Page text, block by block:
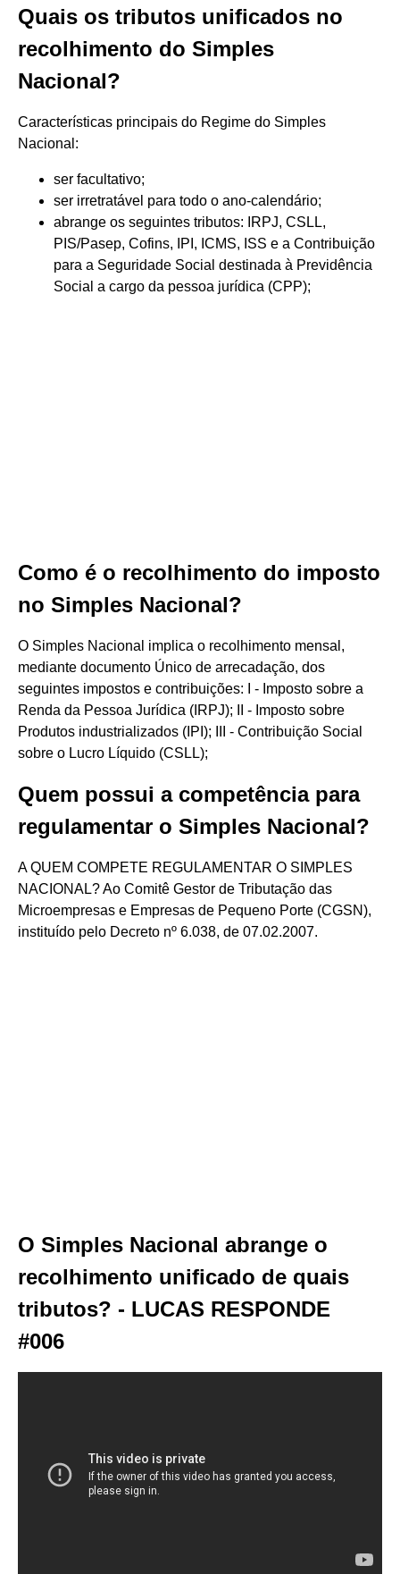
Quais os tributos unificados no
recolhimento do Simples
Nacional?
Características principais do Regime do Simples
Nacional:
ser facultativo;
ser irretratável para todo o ano-calendário;
abrange os seguintes tributos: IRPJ, CSLL,
PIS/Pasep, Cofins, IPI, ICMS, ISS e a Contribuição
para a Seguridade Social destinada à Previdência
Social a cargo da pessoa jurídica (CPP);
Como é o recolhimento do imposto
no Simples Nacional?
O Simples Nacional implica o recolhimento mensal,
mediante documento Único de arrecadação, dos
seguintes impostos e contribuições: I - Imposto sobre a
Renda da Pessoa Jurídica (IRPJ); II - Imposto sobre
Produtos industrializados (IPI); III - Contribuição Social
sobre o Lucro Líquido (CSLL);
Quem possui a competência para
regulamentar o Simples Nacional?
A QUEM COMPETE REGULAMENTAR O SIMPLES
NACIONAL? Ao Comitê Gestor de Tributação das
Microempresas e Empresas de Pequeno Porte (CGSN),
instituído pelo Decreto nº 6.038, de 07.02.2007.
O Simples Nacional abrange o
recolhimento unificado de quais
tributos? - LUCAS RESPONDE
#006